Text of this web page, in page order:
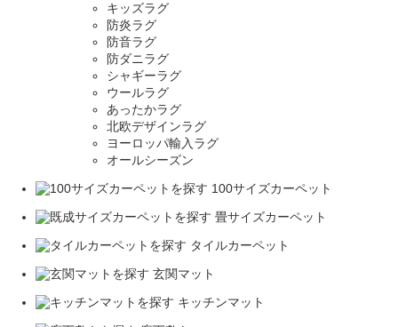
キッズラグ
防炎ラグ
防音ラグ
防ダニラグ
シャギーラグ
ウールラグ
あったかラグ
北欧デザインラグ
ヨーロッパ輸入ラグ
オールシーズン
100サイズカーペット
畳サイズカーペット
タイルカーペット
玄関マット
キッチンマット